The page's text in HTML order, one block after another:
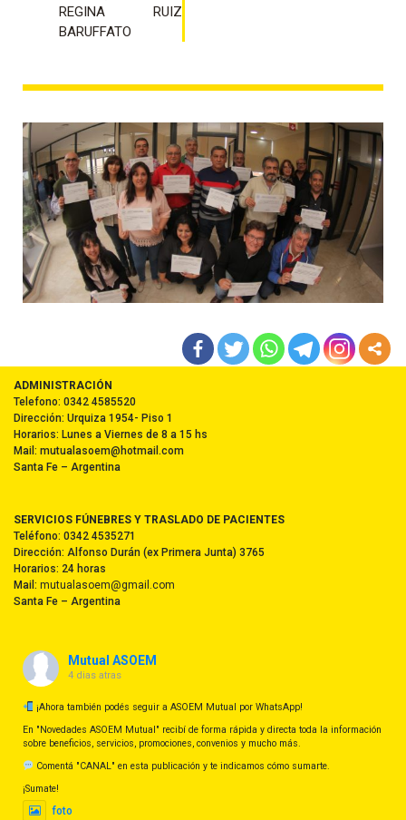
REGINA RUIZ
BARUFFATO
ADMINISTRACIÓN
Telefono: 0342 4585520
Dirección: Urquiza 1954- Piso 1
Horarios: Lunes a Viernes de 8 a 15 hs
Mail: mutualasoem@hotmail.com
Santa Fe – Argentina
SERVICIOS FÚNEBRES Y TRASLADO DE PACIENTES
Teléfono: 0342 4535271
Dirección: Alfonso Durán (ex Primera Junta) 3765
Horarios: 24 horas
Mail: mutualasoem@gmail.com
Santa Fe – Argentina
Mutual ASOEM
4 dias atras
¡Ahora también podés seguir a ASOEM Mutual por WhatsApp!
En "Novedades ASOEM Mutual" recibí de forma rápida y directa toda la información
sobre beneficios, servicios, promociones, convenios y mucho más.
Comentá "CANAL" en esta publicación y te indicamos cómo sumarte.
¡Sumate!
foto